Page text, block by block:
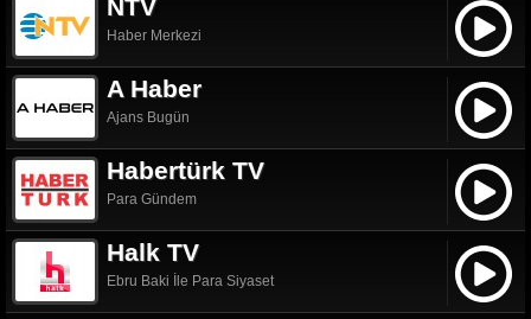
NTV
Haber Merkezi
A Haber
Ajans Bugün
Habertürk TV
Para Gündem
Halk TV
Ebru Baki İle Para Siyaset